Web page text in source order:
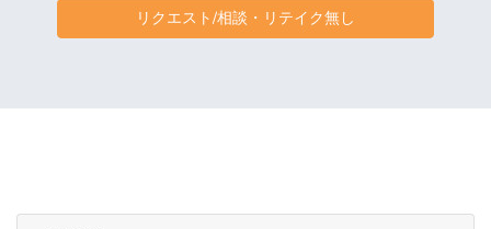
リクエスト/相談・リテイク無し